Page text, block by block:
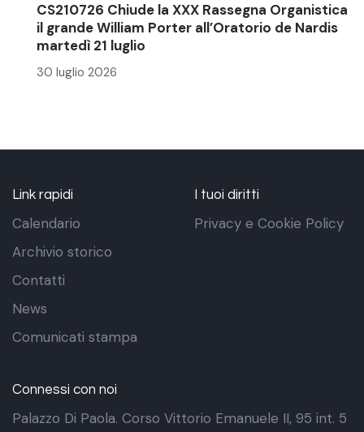
CS210726 Chiude la XXX Rassegna Organistica
il grande William Porter all’Oratorio de Nardis
martedì 21 luglio
30 luglio 2026
Link rapidi
Calendario
Archivio storico
Contatti
News
Comunicati stampa
I tuoi diritti
Privacy e Cookie Policy
Connessi con noi
Palazzo Di Paola. Corso Vittorio Emanuele II, 95 int. 5